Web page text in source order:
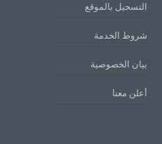
التسجيل بالموقع
شروط الخدمة
بيان الخصوصية
أعلن معنا